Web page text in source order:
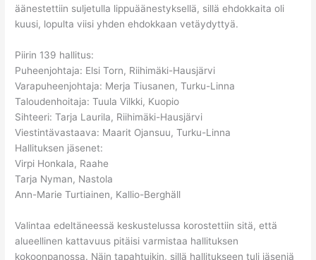
äänestettiin suljetulla lippuäänestyksellä, sillä ehdokkaita oli
kuusi, lopulta viisi yhden ehdokkaan vetäydyttyä.
Piirin 139 hallitus:
Puheenjohtaja: Elsi Torn, Riihimäki-Hausjärvi
Varapuheenjohtaja: Merja Tiusanen, Turku-Linna
Taloudenhoitaja: Tuula Vilkki, Kuopio
Sihteeri: Tarja Laurila, Riihimäki-Hausjärvi
Viestintävastaava: Maarit Ojansuu, Turku-Linna
Hallituksen jäsenet:
Virpi Honkala, Raahe
Tarja Nyman, Nastola
Ann-Marie Turtiainen, Kallio-Berghäll
Valintaa edeltäneessä keskustelussa korostettiin sitä, että
alueellinen kattavuus pitäisi varmistaa hallituksen
kokoonpanossa. Näin tapahtuikin, sillä hallitukseen tuli jäseniä